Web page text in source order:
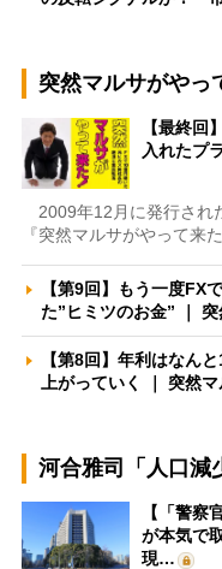
突然マルサがやっ
【最終回
入れたプ
2009年12月に発行され
『突然マルサがやって来
【第9回】もう一度
た”ヒミツのお金” ｜
【第8回】年利はなん
上がっていく ｜ 突然
河合雅司「人口減
【「警察
が本気で
現…